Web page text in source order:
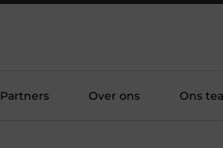
Partners Over ons Ons